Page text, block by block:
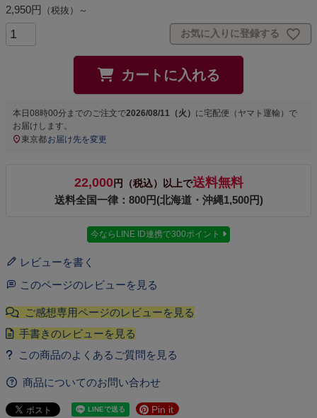
2,950円 （税抜）～
お気に入りに登録する
カートに入れる
本日08時00分 までのご注文で2026/08/11（火） に 宅配便（ヤマト運輸） で
お届けします。
東京都お届け先を変更
22,000円（税込）以上で送料無料
送料全国一律：800円(北海道・沖縄1,500円)
今ならLINE ID連携で300ポイント
レビューを書く
このページのレビューを見る
商品についてのお問い合わせ
Pin it